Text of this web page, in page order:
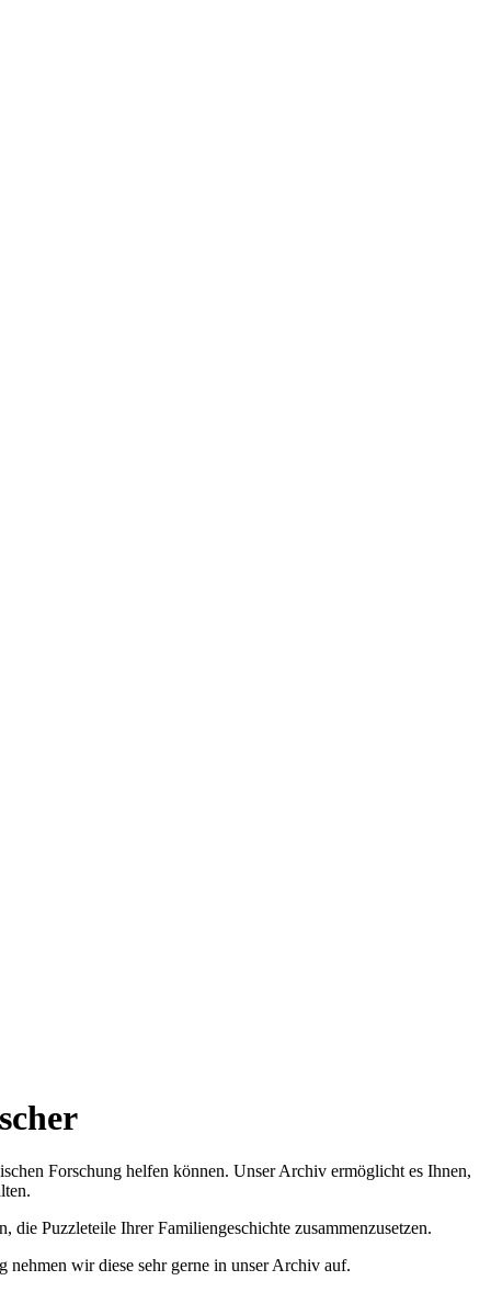
Forschung helfen können. Unser Archiv ermöglicht es Ihnen,
Puzzleteile Ihrer Familiengeschichte zusammenzusetzen.
nehmen wir diese sehr gerne in unser Archiv auf.